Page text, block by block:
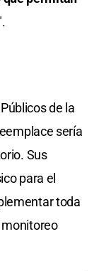
de la
sería
Sus
para el
toda
monitoreo